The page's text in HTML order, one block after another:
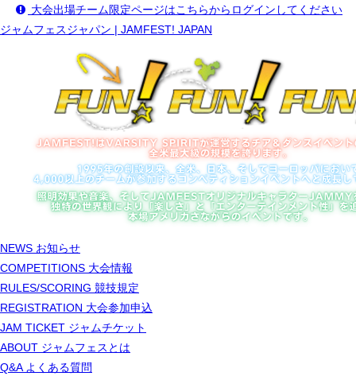
大会出場チーム限定ページはこちらからログインしてください
ジャムフェスジャパン | JAMFEST! JAPAN
NEWS お知らせ
COMPETITIONS 大会情報
RULES/SCORING 競技規定
REGISTRATION 大会参加申込
JAM TICKET ジャムチケット
ABOUT ジャムフェスとは
Q&A よくある質問